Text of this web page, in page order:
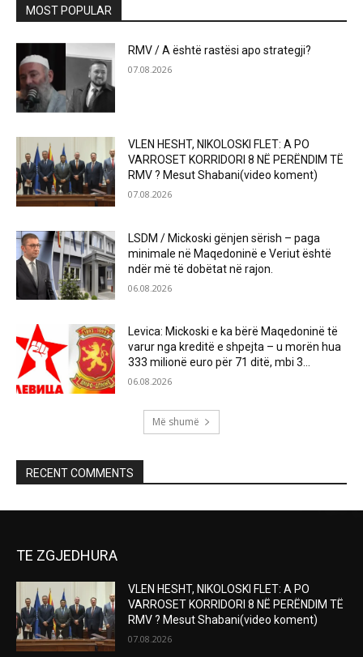
MOST POPULAR
RMV / A është rastësi apo strategji?
07.08.2026
VLEN HESHT, NIKOLOSKI FLET: A PO
VARROSET KORRIDORI 8 NË PERËNDIM TË
RMV ? Mesut Shabani(video koment)
07.08.2026
LSDM / Mickoski gënjen sërish – paga
minimale në Maqedoninë e Veriut është
ndër më të dobëtat në rajon.
06.08.2026
Levica: Mickoski e ka bërë Maqedoninë të
varur nga kreditë e shpejta – u morën hua
333 milionë euro për 71 ditë, mbi 3...
06.08.2026
Më shumë
RECENT COMMENTS
TE ZGJEDHURA
VLEN HESHT, NIKOLOSKI FLET: A PO
VARROSET KORRIDORI 8 NË PERËNDIM TË
RMV ? Mesut Shabani(video koment)
07.08.2026